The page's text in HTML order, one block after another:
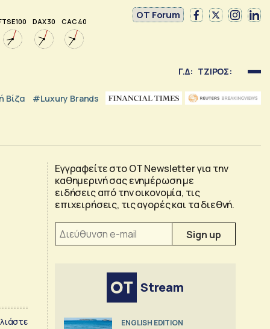
100 DAX 30 CAC 40
OT Forum
Γ.Δ: ΤΖΙΡΟΣ:
Βίζα #luxury Brands
Εγγραφείτε στο OT Newsletter για την
καθημερινή σας ενημέρωση με
ειδήσεις από την οικονομία, τις
επιχειρήσεις, τις αγορές και τα διεθνή.
Stream
ENGLISH EDITION